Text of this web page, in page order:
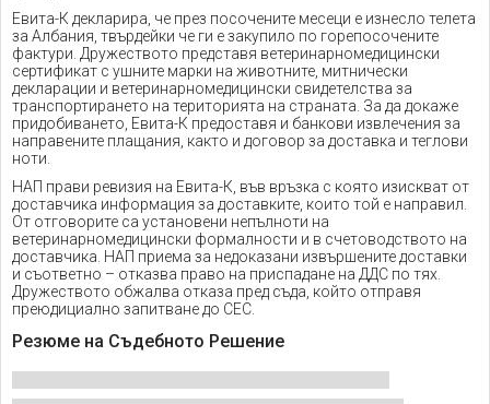
Евита-К декларира, че през посочените месеци е изнесло телета
за Албания, твърдейки че ги е закупило по горепосочените
фактури. Дружеството представя ветеринарномедицински
сертификат с ушните марки на животните, митнически
декларации и ветеринарномедицински свидетелства за
транспортирането на територията на страната. За да докаже
придобиването, Евита-К предоставя и банкови извлечения за
направените плащания, както и договор за доставка и теглови
ноти.
НАП прави ревизия на Евита-К, във връзка с която изискват от
доставчика информация за доставките, които той е направил.
От отговорите са установени непълноти на
ветеринарномедицински формалности и в счетоводството на
доставчика. НАП приема за недоказани извършените доставки
и съответно – отказва право на приспадане на ДДС по тях.
Дружеството обжалва отказа пред съда, който отправя
преюдициално запитване до СЕС.
Резюме на Съдебното Решение